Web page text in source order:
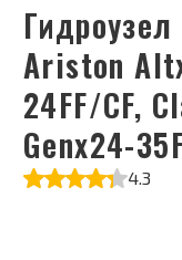
Гидроузел (левый) ПОДАЧА
Ariston
24FF/CF,
Genx24-
4.3